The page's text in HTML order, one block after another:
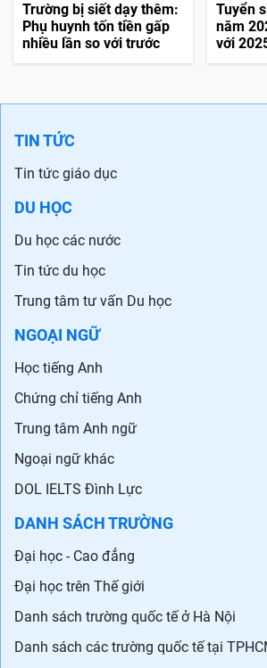
Trường bị siết dạy thêm:
Phụ huynh tốn tiền gấp
nhiều lần so với trước
Tuyển
năm
với
TIN TỨC
Tin tức giáo dục
DU HỌC
Du học các nước
Tin tức du học
Trung tâm tư vấn Du học
NGOẠI NGỮ
Học tiếng Anh
Chứng chỉ tiếng Anh
Trung tâm Anh ngữ
Ngoại ngữ khác
DOL IELTS Đình Lực
DANH SÁCH TRƯỜNG
Đại học - Cao đẳng
Đại học trên Thế giới
Danh sách trường quốc tế ở Hà Nội
Danh sách các trường quốc tế tại